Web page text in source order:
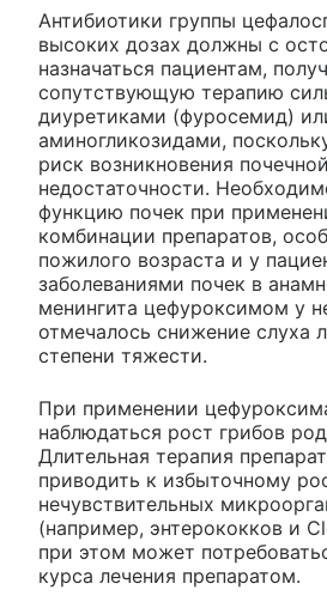
Антибиотики группы
высоких дозах должны с
назначаться пациентам,
сопутствующую терапию
диуретиками (фуросемид)
аминогликозидами,
риск возникновения почечной
недостаточности.
функцию почек при
комбинации препаратов,
пожилого возраста и у
заболеваниями почек в
менингита цефуроксимом у
отмечалось снижение слуха
степени тяжести.
При применении
наблюдаться рост грибов
Длительная терапия
приводить к избыточному
нечувствительных
(например, энтерококков и
при этом может
курса лечения препаратом.